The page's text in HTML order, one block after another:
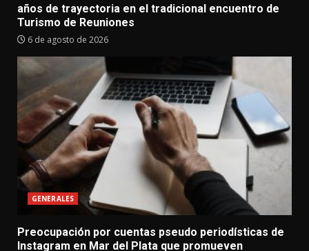
años de trayectoria en el tradicional encuentro de
Turismo de Reuniones
6 de agosto de 2026
GENERALES
Preocupación por cuentas pseudo periodísticas de
Instagram en Mar del Plata que promueven